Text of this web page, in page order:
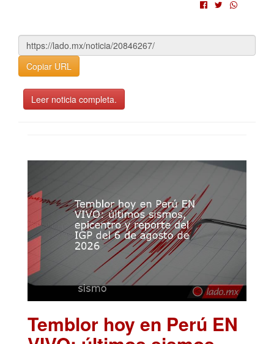
Copiar URL
Leer noticia completa.
Temblor hoy en Perú EN